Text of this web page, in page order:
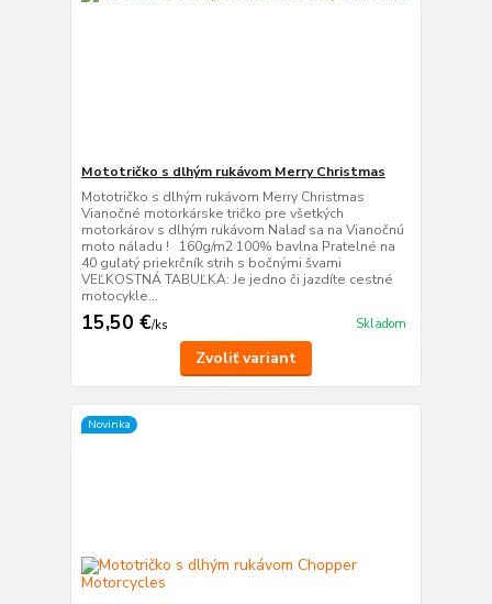
Mototričko s dlhým rukávom Merry Christmas
Mototričko s dlhým rukávom Merry Christmas
Vianočné motorkárske tričko pre všetkých
motorkárov s dlhým rukávom Nalaď sa na Vianočnú
moto náladu ! 160g/m2 100% bavlna Pratelné na
40 guľatý priekrčník strih s bočnými švami
VEĽKOSTNÁ TABUĽKA: Je jedno či jazdíte cestné
motocykle...
15,50 €/ks Skladom
Zvoliť variant
Novinka